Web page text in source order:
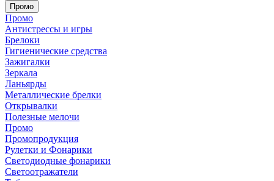
Промо
Промо
Антистрессы и игры
Брелоки
Гигиенические средства
Зажигалки
Зеркала
Ланьярды
Металлические брелки
Открывалки
Полезные мелочи
Промо
Промопродукция
Рулетки и Фонарики
Светодиодные фонарики
Светоотражатели